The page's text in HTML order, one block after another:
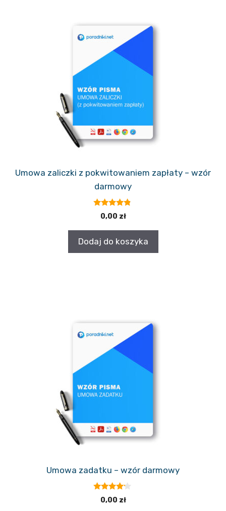
Umowa zaliczki z pokwitowaniem zapłaty – wzór
darmowy
4.67
z 5
0,00 zł
Dodaj do koszyka
Umowa zadatku – wzór darmowy
4.00
z 5
0,00 zł